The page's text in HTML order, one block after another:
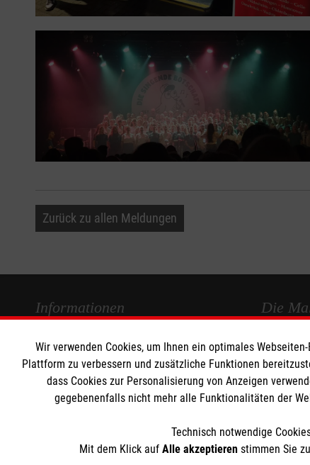
Zurück zu allen Meldungen
Informationen
Impressum
Datenschutz
Kontakt
Die
Malteser
Wir verwenden Cookies, um Ihnen ein optimales
Plattform zu verbessern und zusätzliche Funktionen
dass Cookies zur Personalisierung von Anzeigen
gegebenenfalls nicht mehr alle Funktionalitäten der
Technisch notwendige
Mit dem Klick auf Alle akzeptieren stimmen Sie